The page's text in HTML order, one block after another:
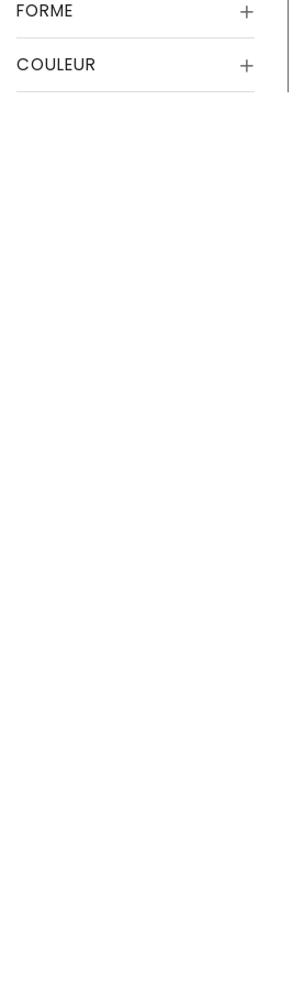
FORME
COULEUR